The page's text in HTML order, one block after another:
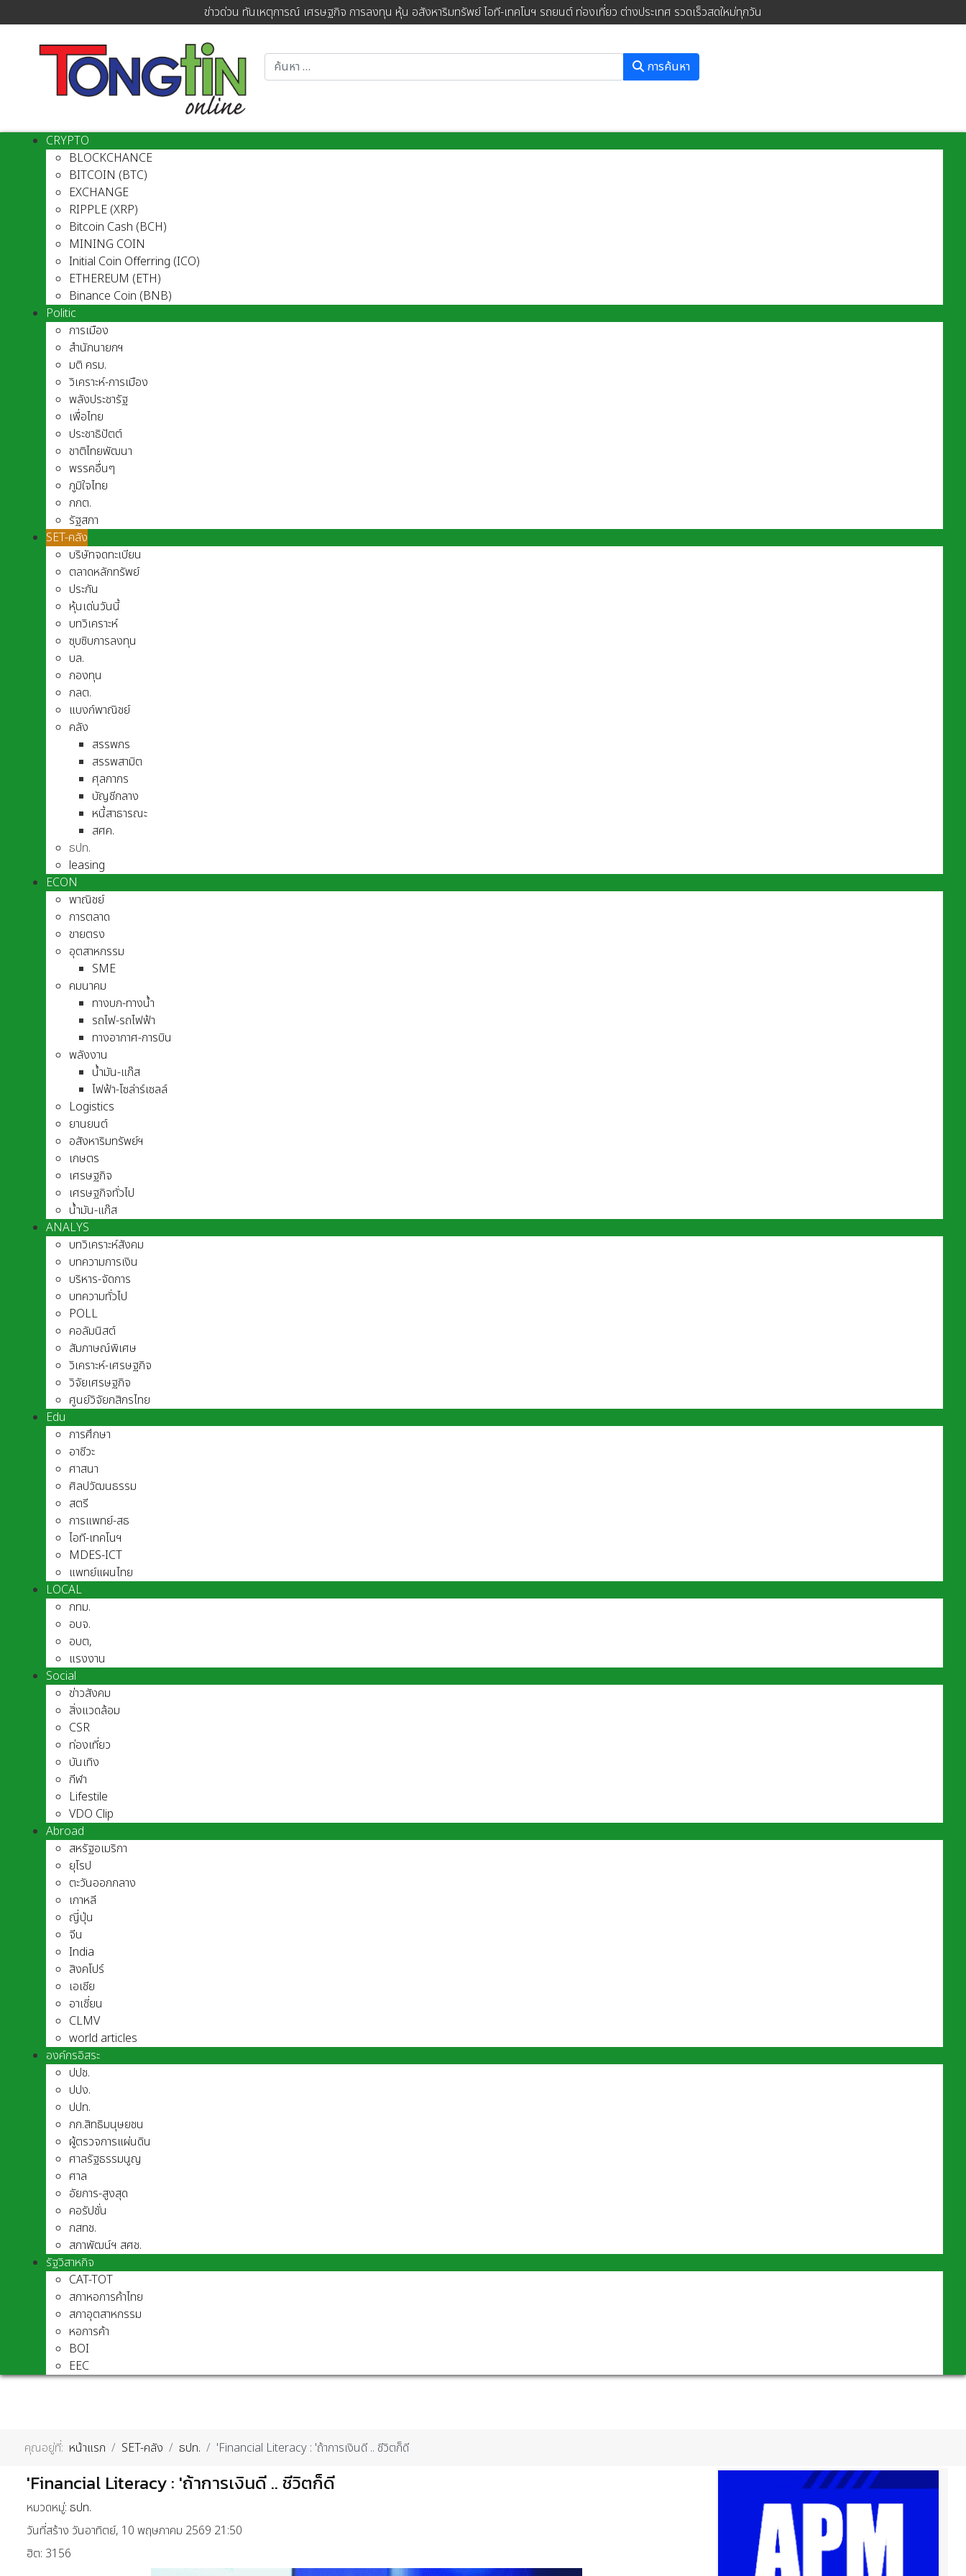
ข่าวด่วน ทันเหตุการณ์ เศรษฐกิจ การลงทุน หุ้น อสังหาริมทรัพย์ ไอที-เทคโนฯ รถยนต์ ท่องเที่ยว ต่างประเทศ รวดเร็วสดใหม่ทุกวัน
การค้นหา
CRYPTO
BLOCKCHANCE
BITCOIN (BTC)
EXCHANGE
RIPPLE (XRP)
Bitcoin Cash (BCH)
MINING COIN
Initial Coin Offerring (ICO)
ETHEREUM (ETH)
Binance Coin (BNB)
Politic
การเมือง
สำนักนายกฯ
มติ ครม.
วิเคราะห์-การเมือง
พลังประชารัฐ
เพื่อไทย
ประชาธิปัตต์
ชาติไทยพัฒนา
พรรคอื่นๆ
ภูมิใจไทย
กกต.
รัฐสภา
SET-คลัง
บริษัทจดทะเบียน
ตลาดหลักทรัพย์
ประกัน
หุ้นเด่นวันนี้
บทวิเคราะห์
ซุบซิบการลงทุน
บล.
กองทุน
กลต.
แบงก์พาณิชย์
คลัง
สรรพกร
สรรพสามิต
ศุลกากร
บัญชีกลาง
หนี้สาธารณะ
สศค.
ธปท.
leasing
ECON
พาณิชย์
การตลาด
ขายตรง
อุตสาหกรรม
SME
คมนาคม
ทางบก-ทางน้ำ
รถไฟ-รถไฟฟ้า
ทางอากาศ-การบิน
พลังงาน
น้ำมัน-แก๊ส
ไฟฟ้า-โซล่าร์เซลล์
Logistics
ยานยนต์
อสังหาริมทรัพย์ฯ
เกษตร
เศรษฐกิจ
เศรษฐกิจทั่วไป
น้ำมัน-แก๊ส
ANALYS
บทวิเคราะห์สังคม
บทความการเงิน
บริหาร-จัดการ
บทความทั่วไป
POLL
คอลัมนิสต์
สัมภาษณ์พิเศษ
วิเคราะห์-เศรษฐกิจ
วิจัยเศรษฐกิจ
ศูนย์วิจัยกสิกรไทย
Edu
การศึกษา
อาชีวะ
ศาสนา
ศิลปวัฒนธรรม
สตรี
การแพทย์-สธ
ไอที-เทคโนฯ
MDES-ICT
แพทย์แผนไทย
LOCAL
กทม.
อบจ.
อบต,
แรงงาน
Social
ข่าวสังคม
สิ่งแวดล้อม
CSR
ท่องเที่ยว
บันเทิง
กีฬา
Lifestile
VDO Clip
Abroad
สหรัฐอเมริกา
ยุโรป
ตะวันออกกลาง
เกาหลี
ญี่ปุ่น
จีน
India
สิงคโปร์
เอเชีย
อาเชี่ยน
CLMV
world articles
องค์กรอิสระ
ปปช.
ปปง.
ปปท.
กก.สิทธิมนุษยชน
ผู้ตรวจการแผ่นดิน
ศาลรัฐธรรมนูญ
ศาล
อัยการ-สูงสุด
คอรัปชั่น
กสทช.
สภาพัฒน์ฯ สศช.
รัฐวิสาหกิจ
CAT-TOT
สภาหอการค้าไทย
สภาอุตสาหกรรม
หอการค้า
BOI
EEC
คุณอยู่ที่: หน้าแรก SET-คลัง ธปท. 'Financial Literacy : 'ถ้าการเงินดี .. ชีวิตก็ดี
'Financial Literacy : 'ถ้าการเงินดี .. ชีวิตก็ดี
หมวดหมู่: ธปท.
วันที่สร้าง วันอาทิตย์, 10 พฤษภาคม 2569 21:50
ฮิต: 3156